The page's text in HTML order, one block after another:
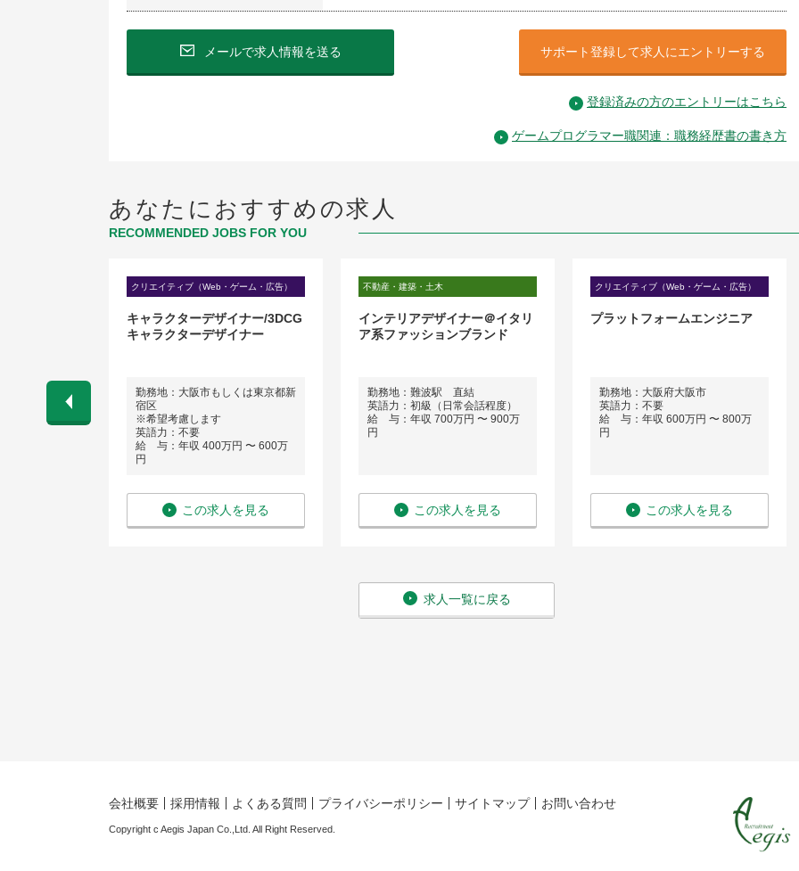
メールで求人情報を送る サポート登録して求人にエントリーする
登録済みの方のエントリーはこちら
ゲームプログラマー職関連：職務経歴書の書き方
あなたにおすすめの求人
RECOMMENDED JOBS FOR YOU
〜 700万
クリエイティブ（Web・ゲーム・広告）
キャラクターデザイナー/3DCG
キャラクターデザイナー
勤務地：大阪市もしくは東京都新
宿区
※希望考慮します
英語力：不要
給 与：年収 400万円 〜 600万
円
この求人を見る
不動産・建築・土木
インテリアデザイナー＠イタリ
ア系ファッションブランド
勤務地：難波駅 直結
英語力：初級（日常会話程度）
給 与：年収 700万円 〜 900万
円
この求人を見る
クリエイティブ（Web・ゲーム・広告）
プラットフォームエンジニア
勤務地：大阪府大阪市
英語力：不要
給 与：年収 600万円 〜 800万
円
この求人を見る
求人一覧に戻る
会社概要 採用情報 よくある質問 プライバシーポリシー サイトマップ お問い合わせ
Copyright c Aegis Japan Co.,Ltd. All Right Reserved.